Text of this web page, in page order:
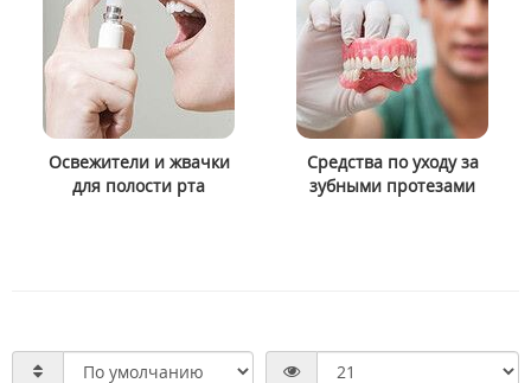
Освежители и жвачки
для полости рта
Средства по уходу за
зубными протезами